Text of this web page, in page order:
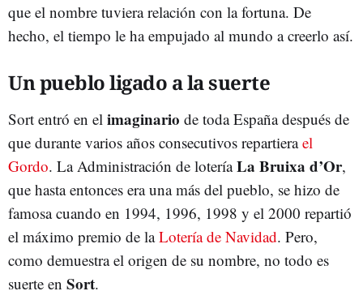
que el nombre tuviera relación con la fortuna. De
hecho, el tiempo le ha empujado al mundo a creerlo así.
Un pueblo ligado a la suerte
Sort entró en el imaginario de toda España después de
que durante varios años consecutivos repartierael
Gordo. La Administración de loteríaLa Bruixa d’Or,
que hasta entonces era una más del pueblo, se hizo de
famosa cuando en 1994, 1996, 1998 y el 2000 repartió
el máximo premio de laLotería de Navidad. Pero,
como demuestra el origen de su nombre, no todo es
suerte en Sort.